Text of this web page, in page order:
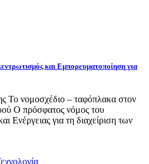
και Εμπορευματοποίηση για
Το νομοσχέδιο – ταφόπλακα στον
Ο πρόσφατος νόμος του
Ενέργειας για τη διαχείριση των